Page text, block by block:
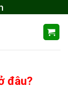
đâu?